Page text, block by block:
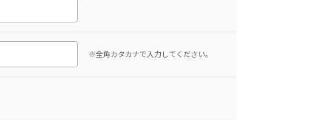
※全角カタカナで入力してください。